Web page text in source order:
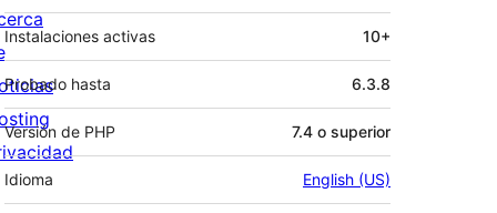
Instalaciones activas 10+
Probado hasta 6.3.8
Versión de PHP 7.4 o superior
Idioma English (US)